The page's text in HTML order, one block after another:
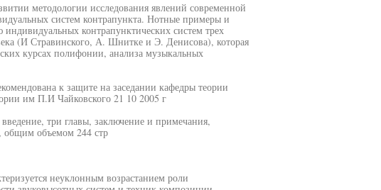
методологии исследования явлений современной
систем контрапункта. Нотные примеры и
контрапунктических систем трех
(И Стравинского, А. Шнитке и Э. Денисова), которая
курсах полифонии, анализа музыкальных
к защите на заседании кафедры теории
им П.И Чайковского 21 10 2005 г
три главы, заключение и примечания,
объемом 244 стр
неуклонным возрастанием роли